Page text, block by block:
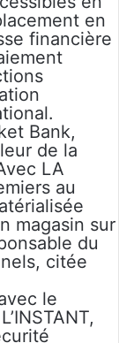
en
financière
Bank,
de la
LA
au
magasin sur
du
citée
le